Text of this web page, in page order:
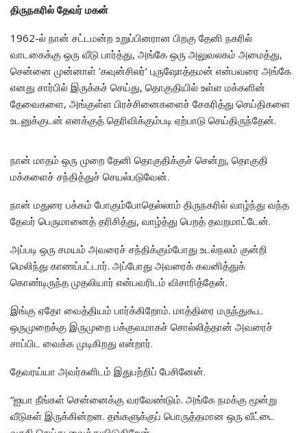
திருநகரில் தேவர் மகன்
1962-ல் நான் சட்டமன்ற உறுப்பினரான பிறகு தேனி நகரில்
வாடகைக்கு ஒரு வீடு பார்த்து, அங்கே ஒரு அலுவலகம் அமைத்து,
சென்னை முன்னாள் ‘கவுன்சிலர்‘ புருஷோத்தமன் என்பவரை அங்கே
எனது சார்பில் இருக்கச் செய்து, தொகுதியில் உள்ள மக்களின்
தேவைகளை, அங்குள்ள பிரச்சினைகளைச் சேகரித்து செய்திகளை
உடனுக்குடன் எனக்குத் தெரிவிக்கும்படி ஏற்பாடு செய்திருந்தேன்.
நான் மாதம் ஒரு முறை தேனி தொகுதிக்குச் சென்று, தொகுதி
மக்களைச் சந்தித்துச் செயல்படுவேன்.
நான் மதுரை பக்கம் போகும்போதெல்லாம் திருநகரில் வாழ்ந்து வந்த
தேவர் பெருமானைத் தரிசித்து, வாழ்த்து பெறத் தவறமாட்டேன்.
அப்படி ஒரு சமயம் அவரைச் சந்திக்கும்போது உடல்நலம் குன்றி
மெலிந்து காணப்பட்டார். அப்போது அவரைக் கவனித்துக்
கொண்டிருந்த முதலியார் என்பவரிடம் விசாரித்தேன்.
இங்கு ஏதோ வைத்தியம் பார்க்கிறோம். மாத்திரை மருந்துகூட
ஒருமுறைக்கு இருமுறை பக்குவமாகச் சொல்லித்தான் அவரைச்
சாப்பிட வைக்க முடிகிறது என்றார்.
தேவரய்யா அவர்களிடம் இதுபற்றிப் பேசினேன்.
“ஐயா நீங்கள் சென்னைக்கு வரவேண்டும். அங்கே நமக்கு மூன்று
வீடுகள் இருக்கின்றன. தங்களுக்குப் பொருத்தமான ஒரு வீட்டை